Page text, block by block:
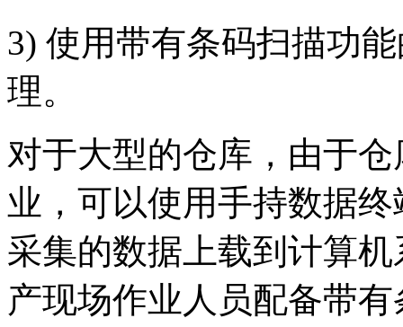
3) 使用带有条码扫描功
理。
对于大型的仓库，由于
业，可以使用手持数据
采集的数据上载到计算
产现场作业人员配备带